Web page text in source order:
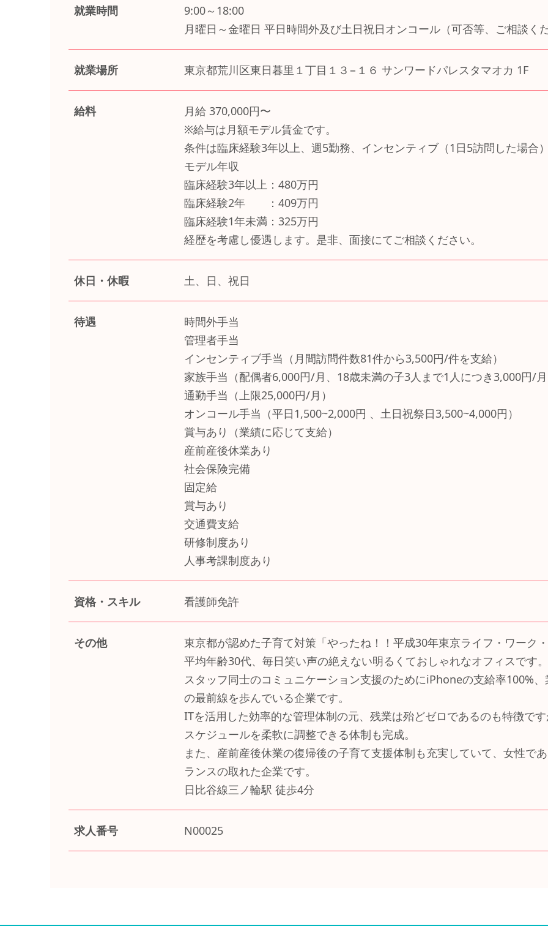
就業時間
9:00～18:00
月曜日～金曜日 平日時間外及び土日祝日オンコール（可否等、ご相談く
就業場所 東京都荒川区東日暮里１丁目１３−１６ サンワードパレスタマオカ 1F
給料
月給 370,000円〜
※給与は月額モデル賃金です。
条件は臨床経験3年以上、週5勤務、インセンティブ（1日5訪問した場合
モデル年収
臨床経験3年以上：480万円
臨床経験2年 ：409万円
臨床経験1年未満：325万円
経歴を考慮し優遇します。是非、面接にてご相談ください。
休日・休暇 土、日、祝日
待遇
時間外手当
管理者手当
インセンティブ手当（月間訪問件数81件から3,500円/件を支給）
家族手当（配偶者6,000円/月、18歳未満の子3人まで1人につき3,000円/
通勤手当（上限25,000円/月）
オンコール手当（平日1,500~2,000円 、土日祝祭日3,500~4,000円）
賞与あり（業績に応じて支給）
産前産後休業あり
社会保険完備
固定給
賞与あり
交通費支給
研修制度あり
人事考課制度あり
資格・スキル 看護師免許
その他
東京都が認めた子育て対策「やったね！！平成30年東京ライフ・ワーク
平均年齢30代、毎日笑い声の絶えない明るくておしゃれなオフィスです。
スタッフ同士のコミュニケーション支援のためにiPhoneの支給率100%
の最前線を歩んでいる企業です。
ITを活用した効率的な管理体制の元、残業は殆どゼロであるのも特徴で
スケジュールを柔軟に調整できる体制も完成。
また、産前産後休業の復帰後の子育て支援体制も充実していて、女性で
ランスの取れた企業です。
日比谷線三ノ輪駅 徒歩4分
求人番号 N00025